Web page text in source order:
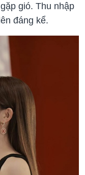
gió. Thu nhập
đáng kể.